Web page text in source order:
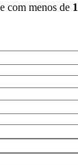
com menos de 1